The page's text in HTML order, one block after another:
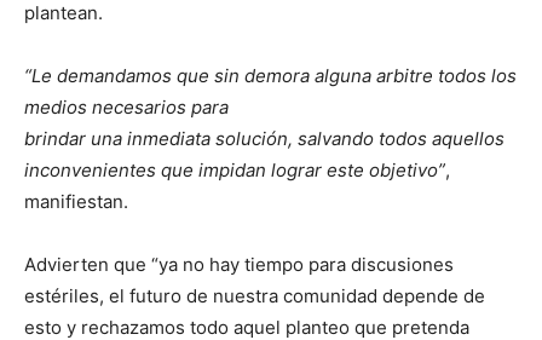
plantean.
“Le demandamos que sin demora alguna arbitre todos los
medios necesarios para
brindar una inmediata solución, salvando todos aquellos
inconvenientes que impidan lograr este objetivo”,
manifiestan.
Advierten que “ya no hay tiempo para discusiones
estériles, el futuro de nuestra comunidad depende de
esto y rechazamos todo aquel planteo que pretenda